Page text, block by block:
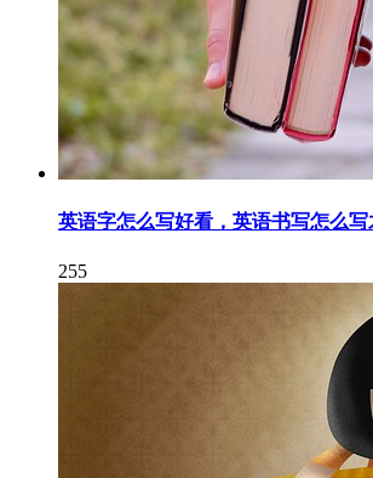
英语字怎么写好看，英语书写怎么写
255